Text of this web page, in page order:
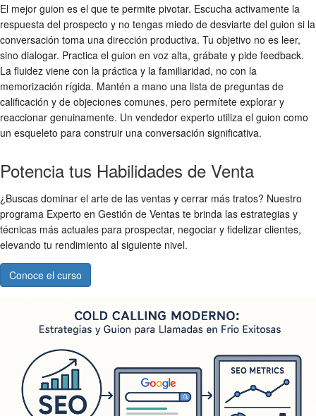
El mejor guion es el que te permite pivotar. Escucha activamente la
respuesta del prospecto y no tengas miedo de desviarte del guion si la
conversación toma una dirección productiva. Tu objetivo no es leer,
sino dialogar. Practica el guion en voz alta, grábate y pide feedback.
La fluidez viene con la práctica y la familiaridad, no con la
memorización rígida. Mantén a mano una lista de preguntas de
calificación y de objeciones comunes, pero permítete explorar y
reaccionar genuinamente. Un vendedor experto utiliza el guion como
un esqueleto para construir una conversación significativa.
Potencia tus Habilidades de Venta
¿Buscas dominar el arte de las ventas y cerrar más tratos? Nuestro
programa Experto en Gestión de Ventas te brinda las estrategias y
técnicas más actuales para prospectar, negociar y fidelizar clientes,
elevando tu rendimiento al siguiente nivel.
Conoce el curso